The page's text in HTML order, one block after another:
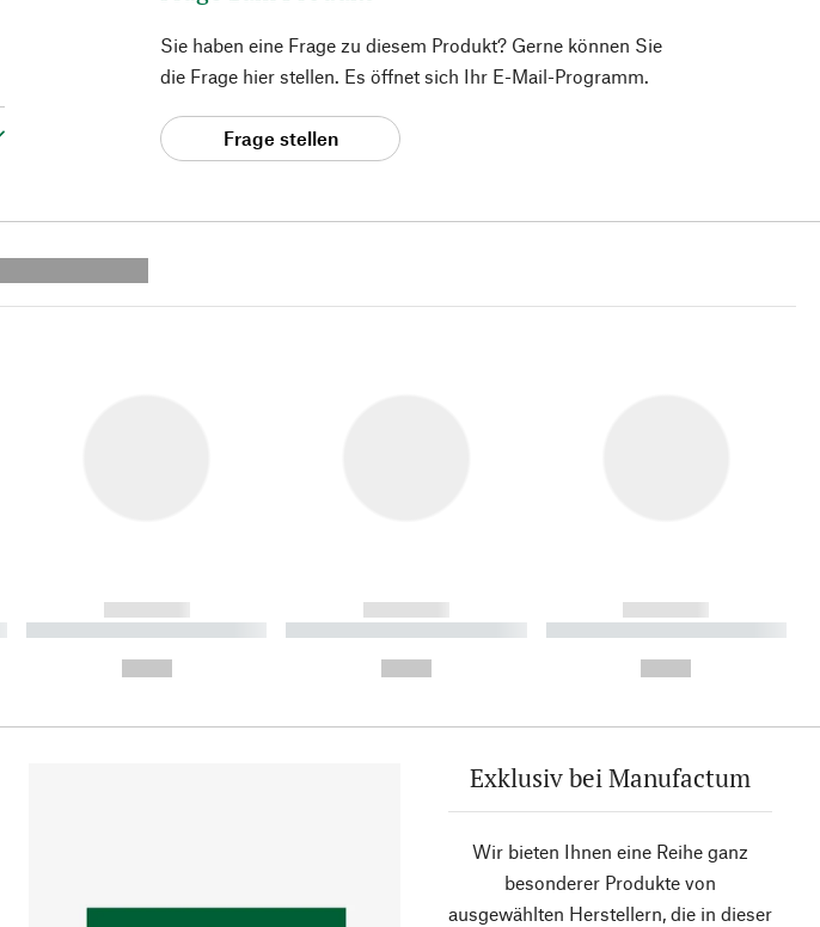
Sie haben eine Frage zu diesem Produkt? Gerne können Sie
die Frage hier stellen. Es öffnet sich Ihr E-Mail-Programm.
Frage stellen
------------
----------- ----------- ----------
------------
----------- ----------- ----------
------------
----------- ----------- ----------
Exklusiv bei Manufactum
Wir bieten Ihnen eine Reihe ganz
besonderer Produkte von
ausgewählten Herstellern, die in dieser